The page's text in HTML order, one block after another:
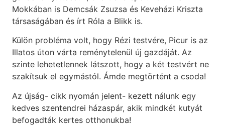
Mokkában is Demcsák Zsuzsa és Keveházi Kriszta
társaságában és írt Róla a Blikk is.
Külön probléma volt, hogy Rézi testvére, Picur is az
Illatos úton várta reménytelenül új gazdáját. Az
szinte lehetetlennek látszott, hogy a két testvért ne
szakítsuk el egymástól. Ámde megtörtént a csoda!
Az újság- cikk nyomán jelent- kezett nálunk egy
kedves szentendrei házaspár, akik mindkét kutyát
befogadták kertes otthonukba!